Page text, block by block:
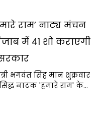
राम’ नाट्य मंचन
में 41 शो कराएगी
भगवंत सिंह मान शुक्रवार
नाटक 'हमारे राम' के…